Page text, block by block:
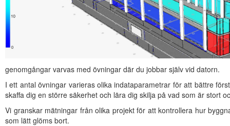
genomgångar varvas med övningar där du jobbar själv vid datorn.
I ett antal övningar varieras olika indataparametrar för att bättre
skaffa dig en större säkerhet och lära dig skilja på vad som är stort
Vi granskar mätningar från olika projekt för att kontrollera hur
som lätt glöms bort.